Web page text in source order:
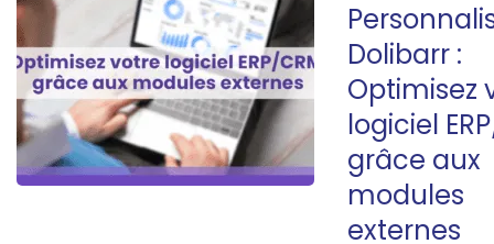
Dolibarr :
Optimisez
logiciel
grâce aux
modules
externes